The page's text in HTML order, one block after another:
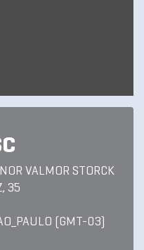
VALMOR STORCK
35
(GMT-03)